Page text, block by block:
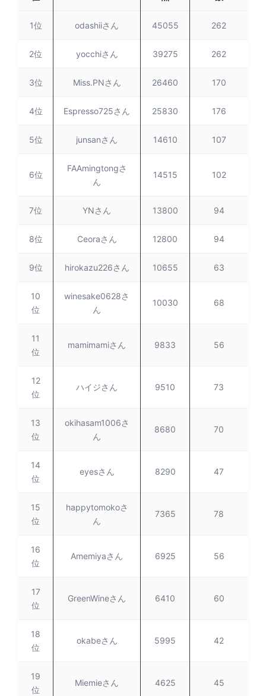
1位 odashiiさん 45055 262
2位 yocchiさん 39275 262
3位 Miss.PNさん 26460 170
4位 Espresso725さん 25830 176
5位 junsanさん 14610 107
6位
FAAmingtongさ
ん
14515 102
7位 YNさん 13800 94
8位 Ceoraさん 12800 94
9位 hirokazu226さん 10655 63
10
位
winesake0628さ
ん
10030 68
11
位
mamimamiさん 9833 56
12
位
ハイジさん 9510 73
13
位
okihasam1006さ
ん
8680 70
14
位
eyesさん 8290 47
15
位
happytomokoさ
ん
7365 78
16
位
Amemiyaさん 6925 56
17
位
GreenWineさん 6410 60
18
位
okabeさん 5995 42
19
位
Miemieさん 4625 45